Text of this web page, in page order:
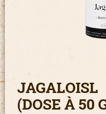
JAGALOISL
(DOSE À 50